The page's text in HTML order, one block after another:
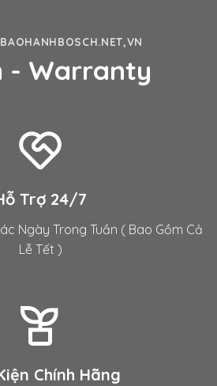
- Warranty
Trợ 24/7
Ngày Trong Tuần ( Bao Gồm Cả
Lễ Tết )
Chính Hãng